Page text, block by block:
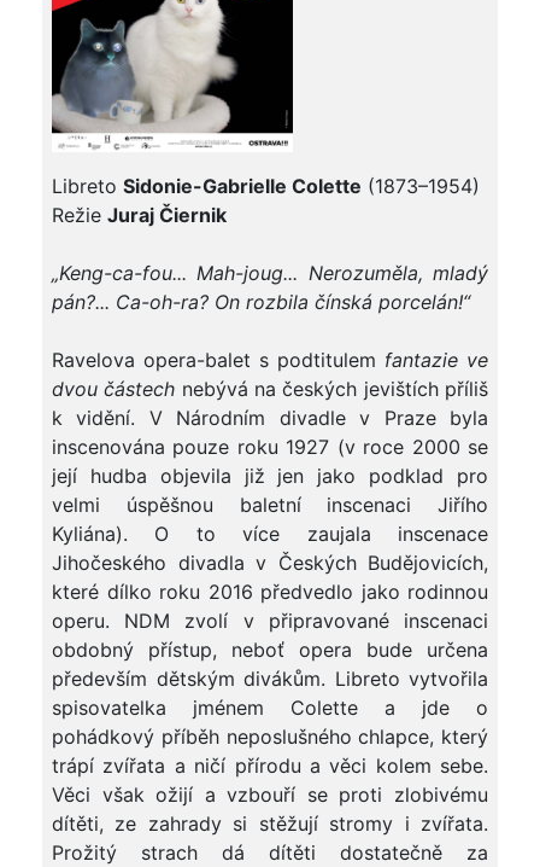
Libreto Sidonie-Gabrielle Colette (1873–1954)
Režie Juraj Čiernik
„Keng-ca-fou... Mah-joug... Nerozuměla, mladý
pán?... Ca-oh-ra? On rozbila čínská porcelán!“
Ravelova opera-balet s podtitulem fantazie ve
dvou částech nebývá na českých jevištích příliš
k vidění. V Národním divadle v Praze byla
inscenována pouze roku 1927 (v roce 2000 se
její hudba objevila již jen jako podklad pro
velmi úspěšnou baletní inscenaci Jiřího
Kyliána). O to více zaujala inscenace
Jihočeského divadla v Českých Budějovicích,
které dílko roku 2016 předvedlo jako rodinnou
operu. NDM zvolí v připravované inscenaci
obdobný přístup, neboť opera bude určena
především dětským divákům. Libreto vytvořila
spisovatelka jménem Colette a jde o
pohádkový příběh neposlušného chlapce, který
trápí zvířata a ničí přírodu a věci kolem sebe.
Věci však ožijí a vzbouří se proti zlobivému
dítěti, ze zahrady si stěžují stromy i zvířata.
Prožitý strach dá dítěti dostatečně za